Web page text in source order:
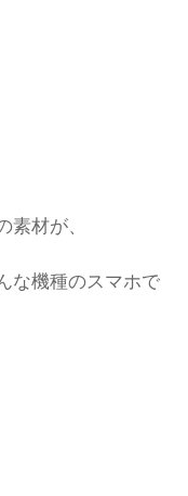
素材が、
な機種のスマホで